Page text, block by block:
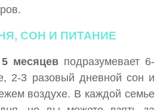
СОН И ПИТАНИЕ
месяцев подразумевает 6-
2-3 разовый дневной сон и
воздухе. В каждой семье